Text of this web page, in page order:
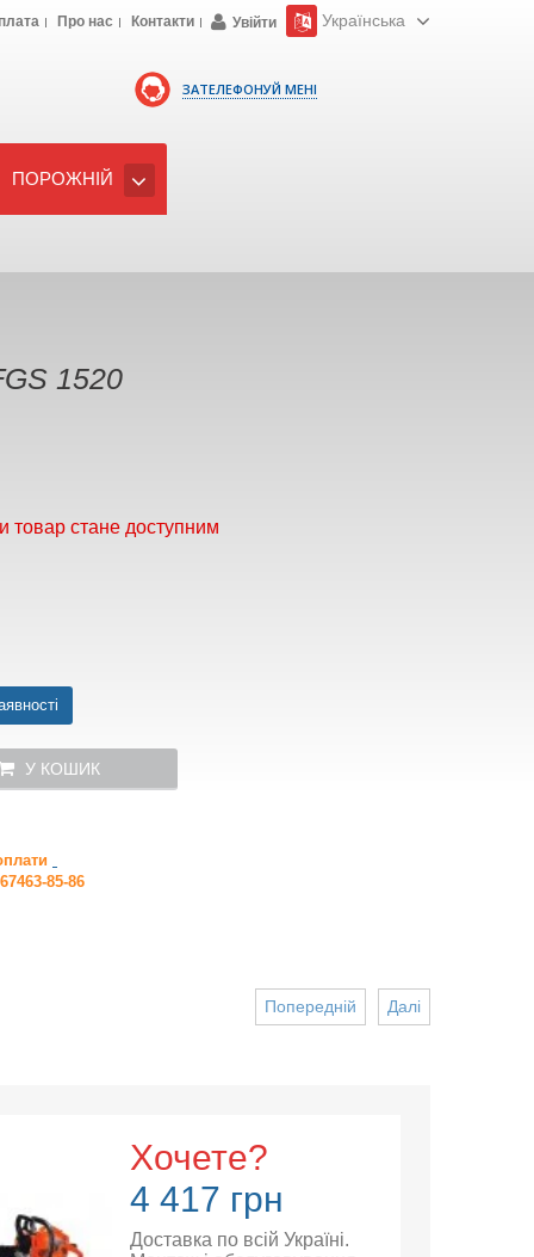
ЗАТЕЛЕФОНУЙ МЕНІ
Про нас Контакти Увійти Українська
ПОРОЖНІЙ
1520
товар стане доступним
У КОШИК
85-86
Далі
Попередній
Хочете?
4 417 грн
Доставка по всій Україні.